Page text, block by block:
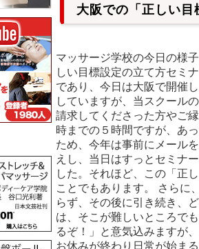
大阪での「正しい目
マッサージ学校の今日の様
しい目標設定の立て方セミ
であり、今日は大阪で開催
していますが、当スクール
請求してくださった方やご
時までの５時間ですが、あ
ため、今年は事前にメール
えし、当日はすっとセミナ
した。それほど、この「正
ことでもあります。 さらに
らず、その後に引き続き、
は、そこが難しいところで
るぞ！」と意気込みますが
お休みが終わり日常が始ま